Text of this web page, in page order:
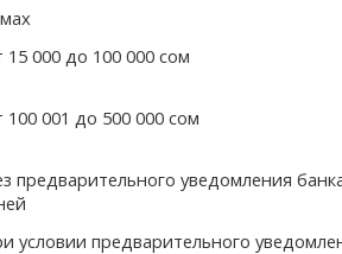
15 000 до 100 000 сом
100 001 до 500 000 сом
предварительного уведомления
условии предварительного